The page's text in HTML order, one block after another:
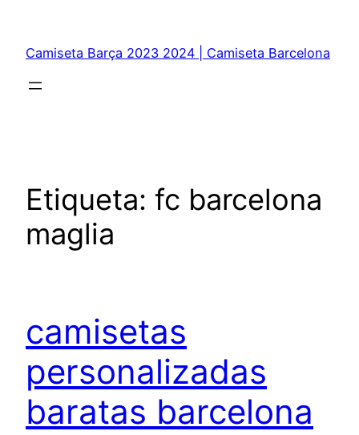
contenido
Camiseta Barça 2023 2024 | Camiseta Barcelona
Etiqueta: fc barcelona
maglia
camisetas
personalizadas
baratas barcelona